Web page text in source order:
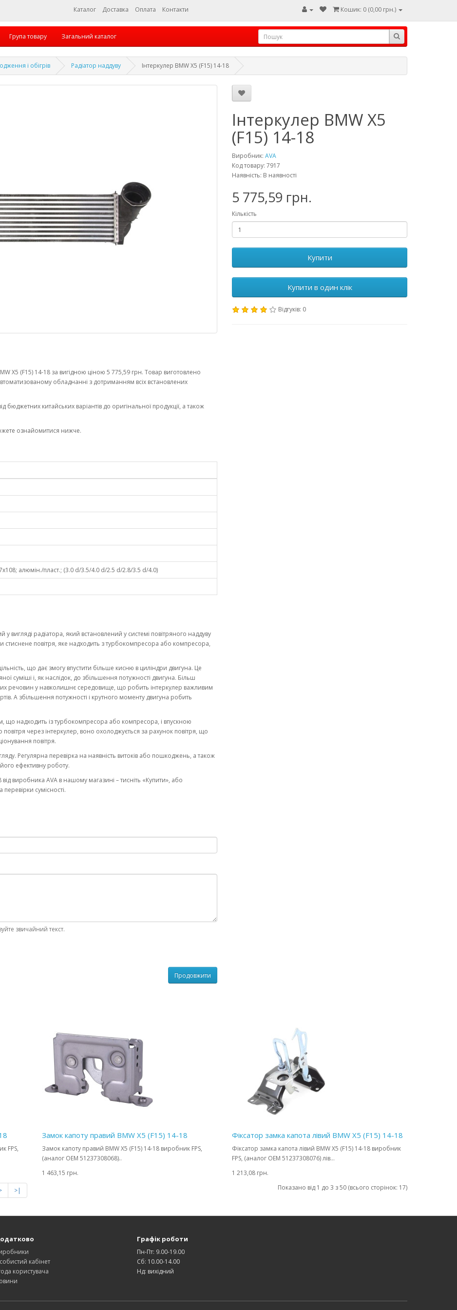
Каталог Доставка Оплата Контакти Кошик: 0 (0,00 грн.)
Група товару Загальний каталог
і обігрів Радіатор наддуву Інтеркулер BMW X5 (F15) 14-18
Інтеркулер BMW X5
(F15) 14-18
Виробник: AVA
Код товару: 7917
Наявність: В наявності
5 775,59 грн.
Кількість
Купити
Купити в один клік
Відгуків: 0
X5 (F15) 14-18 за вигідною ціною 5 775,59 грн. Товар виготовлено
обладнанні з дотриманням всіх встановлених
бюджетних китайських варіантів до оригінальної продукції, а також
ознайомитися нижче.
алюмін./пласт.; (3.0 d/3.5/4.0 d/2.5 d/2.8/3.5 d/4.0)
вигляді радіатора, який встановлений у системі повітряного наддуву
стиснене повітря, яке надходить з турбокомпресора або компресора,
що дає змогу впустити більше кисню в циліндри двигуна. Це
суміші і, як наслідок, до збільшення потужності двигуна. Більш
речовин у навколишнє середовище, що робить інтеркулер важливим
А збільшення потужності і крутного моменту двигуна робить
що надходить із турбокомпресора або компресора, і впускною
через інтеркулер, воно охолоджується за рахунок повітря, що
повітря.
Регулярна перевірка на наявність витоків або пошкоджень, а також
ефективну роботу.
виробника AVA в нашому магазині – тисніть «Купити», або
сумісності.
звичайний текст.
Продовжити
FPS,
Замок капоту правий BMW X5 (F15) 14-18
Замок капоту правий BMW X5 (F15) 14-18 виробник FPS,
(аналог OEM 51237308068)..
1 463,15 грн.
Фіксатор замка капота лівий BMW X5 (F15) 14-18
Фіксатор замка капота лівий BMW X5 (F15) 14-18 виробник
FPS, (аналог OEM 51237308076) лів...
1 213,08 грн.
>| Показано від 1 до 3 з 50 (всього сторінок: 17)
кабінет
користувача
Графік роботи
Пн-Пт: 9.00-19.00
Сб: 10.00-14.00
Нд: вихідний